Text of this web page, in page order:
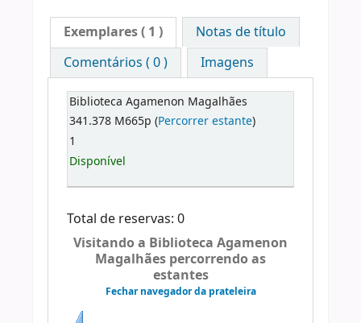
Exemplares( 1 )
Notas de título
Comentários ( 0 )
Imagens
Biblioteca Agamenon Magalhães
341.378 M665p (Percorrer estante)
1
Disponível
Total de reservas: 0
Visitando a Biblioteca Agamenon
Magalhães percorrendo as
estantes
Fechar navegador da prateleira